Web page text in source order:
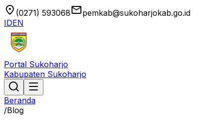
location_on (0271) 593068emailpemkab@sukoharjokab.go.id
IDEN
Portal Sukoharjo
Kabupaten Sukoharjo
Beranda
/Blog